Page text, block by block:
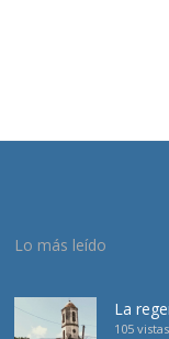
Lo más leído
La
105 vistas